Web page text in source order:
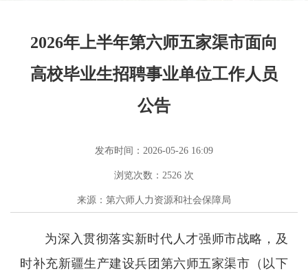
2026年上半年第六师五家渠市面向
高校毕业生招聘事业单位工作人员
公告
发布时间：2026-05-26 16:09
浏览次数： 2526 次
来源：第六师人力资源和社会保障局
为深入贯彻落实新时代人才强师市战略，及
时补充新疆生产建设兵团第六师五家渠市（以下